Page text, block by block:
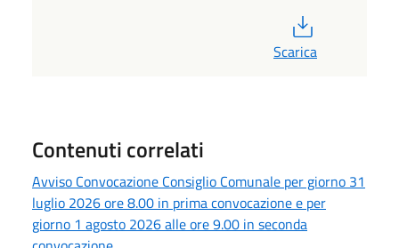
Scarica
Contenuti correlati
Avviso Convocazione Consiglio Comunale per giorno 31
luglio 2026 ore 8.00 in prima convocazione e per
giorno 1 agosto 2026 alle ore 9.00 in seconda